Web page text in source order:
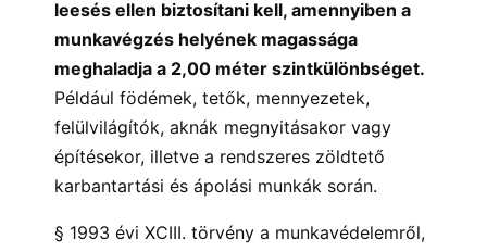
leesés ellen biztosítani kell, amennyiben a
munkavégzés helyének magassága
meghaladja a 2,00 méter szintkülönbséget.
Például födémek, tetők, mennyezetek,
felülvilágítók, aknák megnyitásakor vagy
építésekor, illetve a rendszeres zöldtető
karbantartási és ápolási munkák során.
§ 1993 évi XCIII. törvény a munkavédelemről,